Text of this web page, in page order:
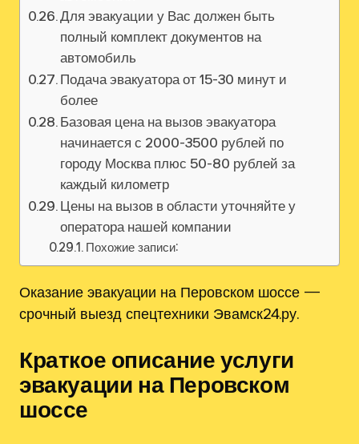
Для эвакуации у Вас должен быть
полный комплект документов на
автомобиль
Подача эвакуатора от 15-30 минут и
более
Базовая цена на вызов эвакуатора
начинается с 2000-3500 рублей по
городу Москва плюс 50-80 рублей за
каждый километр
Цены на вызов в области уточняйте у
оператора нашей компании
Похожие записи:
Оказание эвакуации на Перовском шоссе —
срочный выезд спецтехники Эвамск24.ру.
Краткое описание услуги
эвакуации на Перовском
шоссе